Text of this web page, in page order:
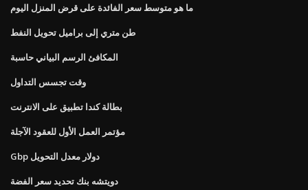
ما هو متوسط ​​سعر الفائدة على قرض المنزل اليوم
طن متري إلى براميل تحويل النفط
المكافئ الرسم البياني حاسبة
وقت تجسس التداول
بطالة كندا تطبيق على الانترنت
مؤتمر العمل الأول للعقود الآجلة
Gbp دولار معدل التحويل
دويتشه بنك تحديد سعر الفضة